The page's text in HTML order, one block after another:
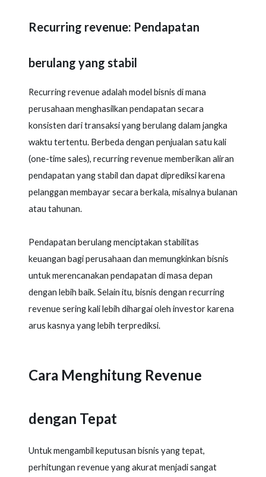
Recurring revenue: Pendapatan
berulang yang stabil
Recurring revenue adalah model bisnis di mana
perusahaan menghasilkan pendapatan secara
konsisten dari transaksi yang berulang dalam jangka
waktu tertentu. Berbeda dengan penjualan satu kali
(one-time sales), recurring revenue memberikan aliran
pendapatan yang stabil dan dapat diprediksi karena
pelanggan membayar secara berkala, misalnya bulanan
atau tahunan.
Pendapatan berulang menciptakan stabilitas
keuangan bagi perusahaan dan memungkinkan bisnis
untuk merencanakan pendapatan di masa depan
dengan lebih baik. Selain itu, bisnis dengan recurring
revenue sering kali lebih dihargai oleh investor karena
arus kasnya yang lebih terprediksi.
Cara Menghitung Revenue
dengan Tepat
Untuk mengambil keputusan bisnis yang tepat,
perhitungan revenue yang akurat menjadi sangat